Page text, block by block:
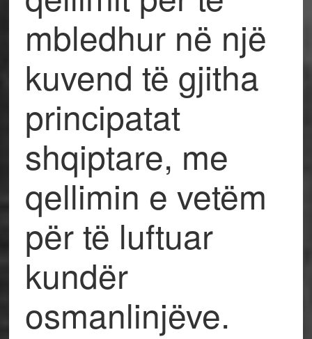
mbledhur në një
kuvend të gjitha
principatat
shqiptare, me
qellimin e vetëm
për të luftuar
kundër
osmanlinjëve.